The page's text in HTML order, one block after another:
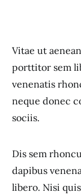
Vitae ut
porttitor sem
venenatis
neque donec
sociis.
Dis sem
dapibus
libero. Nisi